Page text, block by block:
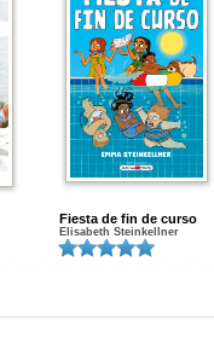
Fiesta de fin de curso
Elisabeth Steinkellner